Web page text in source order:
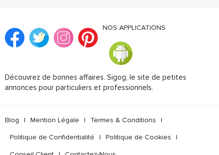
NOS APPLICATIONS
Découvrez de bonnes affaires. Sigog, le site de petites
annonces pour particuliers et professionnels.
Blog | Mention Légale | Termes & Conditions |
Politique de Confidentialité | Politique de Cookies |